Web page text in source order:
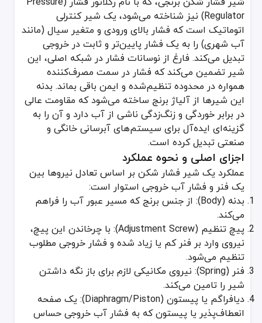
سیستم‌های اطفاء حریق و آبیاری: برای تنظیم فشار در رایزرها و
جلوگیری از ضربه قوچ: کاهش فشار به جلوگیری از سروصدا و
بخش دوم: چک ولو یا شیر یکطرفه برنجی (Check Valve)
چک ولو برنجی چیست؟
چک ولو (Check Valve) یا شیر یکطرفه (Non-Return Valve)، یک شیر خودکار است که به سیال اجازه می‌دهد تنها در یک جهت حرکت کند و به محض تلاش سیال برای بازگشت، مسیر را به صورت اتوماتیک مسدود می‌کند. این شیرها برای عملکرد نیازی به اپراتور یا عملگر خارجی ندارند و تنها با نیروی خود سیال (فشار و سرعت جریان) کار می‌کنند. بدنه برنجی آن‌ها را برای استفاده در خطوط آب، هوا و سوخت‌های غیرخورنده مناسب می‌سازد.
انواع اصلی چک ولو برنجی
چک ولوها در طراحی‌های مختلفی برای کاربردهای گوناگون تولید
چک ولو لولایی (Swing Check Valve): دارای یک دیسک است که مانند در، با فشار جریان باز شده و در صورت قطع یا برگشت جریان، به دلیل وزن خود یا نیروی برگشتی، بسته می‌شود.
چک ولو فنری (Spring Check Valve): یک دیسک یا پیستون توسط یک فنر در حالت بسته نگه داشته می‌شود. فشار جریان باید بر نیروی فنر غلبه کند تا شیر باز شود. این مدل را می‌توان در تمام جهات (افقی، عمودی) نصب کرد.
چک ولو دیسکی (Disc Check Valve): که به مدل ویفری نیز معروف است، طراحی بسیار فشرده‌ای دارد و بین دو فلنج قرار می‌گیرد. این مدل برای فضاهای محدود ایده‌آل است.
چک ولو سوپاپی: رایج‌ترین مدل در تاسیسات ساختمانی که مکانیزم
کاربردهای چک ولو برنجی
نقش اصلی این شیر، جلوگیری از مشکلات ناشی از برگشت جریان است:
خروجی پمپ‌ها: جلوگیری از بازگشت آب به داخل پمپ پس از
جلوگیری از تخلیه لوله‌ها: نگه داشتن آب در لوله‌های عمودی (مانند
جلوگیری از آلودگی: ممانعت از برگشت آب آلوده به شبکه آب شرب.
ورودی آبگرمکن و سیستم‌های گرمایشی: جلوگیری از برگشت آب گرم
Regulator) نیز شناخته می‌شود، یک شیر کنترلی
اتوماتیک است که فشار بالای ورودی و متغیر سیال (مانند
آب شهری) را به یک فشار پایین‌تر و ثابت در خروجی
تبدیل می‌کند. فارغ از نوسانات فشار در شبکه اصلی، این
شیر تضمین می‌کند که فشار در سمت مصرف‌کننده
همواره در محدوده تنظیم‌شده و ایمن باقی بماند. بدنه
این شیرها از آلیاژ برنج ساخته می‌شود که مقاومت عالی
در برابر خوردگی و زنگ‌زدگی ناشی از آب دارد و آن را به
گزینه‌ای ایده‌آل برای سیستم‌های آبرسانی خانگی و
صنعتی تبدیل کرده است.
اجزای اصلی و نحوه عملکرد
عملکرد یک شیر فشار شکن بر اساس تعادل نیروها بین
یک فنر و فشار آب خروجی استوار است:
بدنه (Body): از جنس برنج که مسیر عبور آب را فراهم
می‌کند.
پیچ تنظیم (Adjustment Screw): با چرخاندن این پیچ،
نیروی وارد بر فنر کم یا زیاد شده و فشار خروجی مطلوب
تنظیم می‌شود.
فنر (Spring): نیروی مکانیکی لازم برای باز نگه داشتن
شیر را تامین می‌کند.
دیافراگم یا پیستون (Diaphragm/Piston): یک صفحه
انعطاف‌پذیر یا پیستون که به فشار آب خروجی حساس